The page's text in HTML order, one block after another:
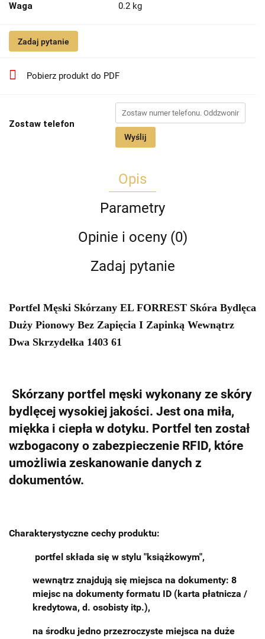
Waga 0.2 kg
Zadaj pytanie
Pobierz produkt do PDF
Zostaw telefon
Wyślij
Opis
Parametry
Opinie i oceny (0)
Zadaj pytanie
Portfel Męski Skórzany EL FORREST Skóra Bydlęca
Duży Pionowy Bez Zapięcia I Zapinką Wewnątrz
Dwa Skrzydełka 1403 61
Skórzany portfel męski wykonany ze skóry
bydlęcej wysokiej jakości. Jest ona miła,
miękka i ciepła w dotyku. Portfel ten został
wzbogacony o zabezpieczenie RFID, które
umożliwia zeskanowanie danych z
dokumentów.
Charakterystyczne cechy produktu:
portfel składa się w stylu "książkowym",
wewnątrz znajdują się miejsca na dokumenty: 8
miejsc na dokumenty formatu ID (karta płatnicza /
kredytowa, d. osobisty itp.),
na środku jedno przezroczyste miejsca na duże